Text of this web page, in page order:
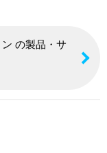
の製品・サ